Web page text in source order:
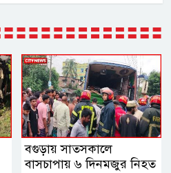
বগুড়ায় সাতসকালে
বাসচাপায় ৬ দিনমজুর নিহত